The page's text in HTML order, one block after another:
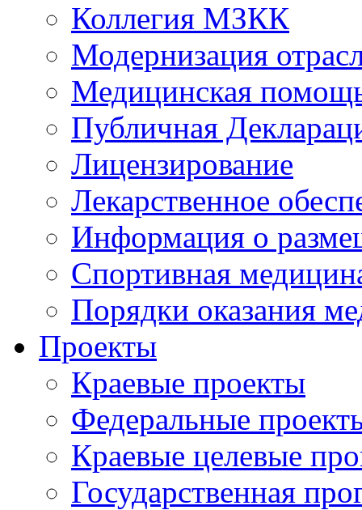
Коллегия МЗКК
Модернизация
Медицинская
Публичная
Лицензирование
Лекарственное
Информация о
Спортивная
Порядки оказания
Проекты
Краевые проекты
Федеральные
Краевые целевые
Государственная